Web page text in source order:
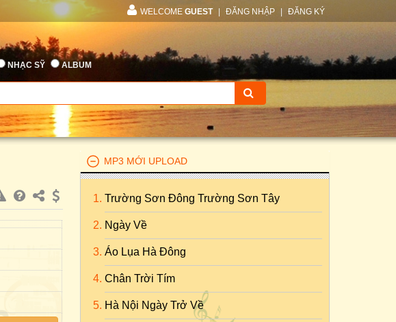
WELCOME GUEST ĐĂNG NHẬP ĐĂNG KÝ
NHẠC SỸ ALBUM
MP3 MỚI UPLOAD
Trường Sơn Đông Trường Sơn Tây
Ngày Về
Áo Lụa Hà Đông
Chân Trời Tím
Hà Nội Ngày Trở Về